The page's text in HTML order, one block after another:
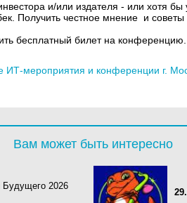
и/или издателя - или хотя бы
Получить честное мнение и
бесплатный билет на конференцию.
ИТ-мероприятия и конференции г.
Вам может быть интересно
Будущего 2026